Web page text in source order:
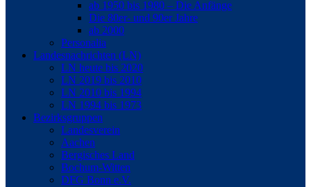
ab 1950 bis 1980 – Die Anfänge
Die 80er- und 90er Jahre
ab 2000
Personalia
Landesnachrichten (LN)
LN heute bis 2020
LN 2019 bis 2010
LN 2010 bis 1994
LN 1994 bis 1973
Bezirksgruppen
Landesverein
Aachen
Bergisches Land
Bochum-Witten
DFG Bonn e.V.